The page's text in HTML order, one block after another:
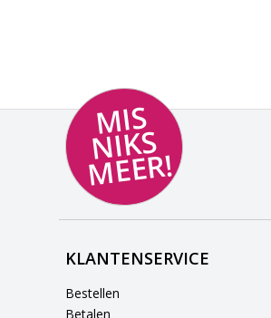
MI
S
NI
K
S
M
E
E
R!
KLANTENSERVICE
Bestellen
Betalen